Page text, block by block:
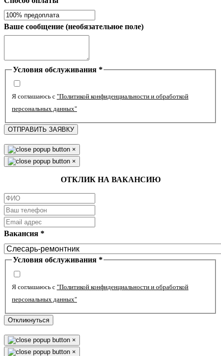
Ваше сообщение (необязательное поле)
Условия обслуживания *
Я соглашаюсь с "Политикой конфиденциальности и обработкой
персональных данных"
ОТПРАВИТЬ ЗАЯВКУ
×
×
ОТКЛИК НА ВАКАНСИЮ
Вакансия *
Условия обслуживания *
Я соглашаюсь с "Политикой конфиденциальности и обработкой
персональных данных"
Откликнуться
×
×